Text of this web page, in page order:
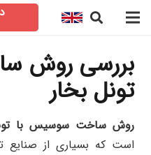
بررسی روش
تونل بخار
روش ساخت سوسیس با
است که بسیاری از صنایع